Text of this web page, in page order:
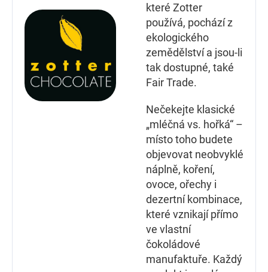
které Zotter
používá, pochází z
ekologického
zemědělství a jsou-li
tak dostupné, také
Fair Trade.
Nečekejte klasické
„mléčná vs. hořká“ –
místo toho budete
objevovat neobvyklé
náplně, koření,
ovoce, ořechy i
dezertní kombinace,
které vznikají přímo
ve vlastní
čokoládové
manufaktuře. Každý